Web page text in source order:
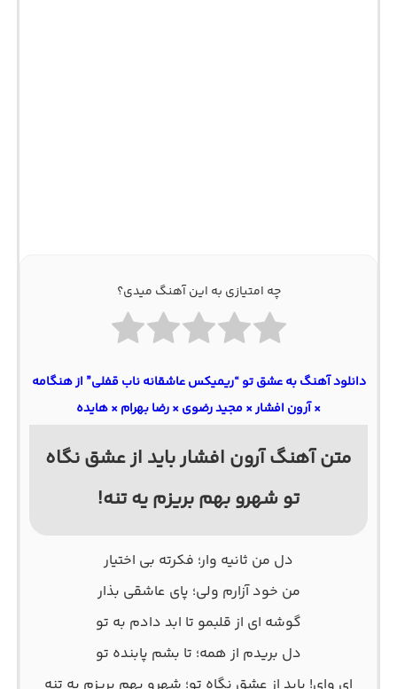
چه امتیازی به این آهنگ میدی؟
دانلود آهنگ به عشق تو “ریمیکس عاشقانه ناب قفلی” از هنگامه
× آرون افشار × مجید رضوی × رضا بهرام × هایده
متن آهنگ آرون افشار باید از عشق نگاه
تو شهرو بهم بریزم یه تنه!
دل من ثانیه وار؛ فکرته بی اختیار
من خود آزارم ولی؛ پای عاشقی بذار
گوشه ای از قلبمو تا ابد دادم به تو
دل بریدم از همه؛ تا بشم پابنده تو